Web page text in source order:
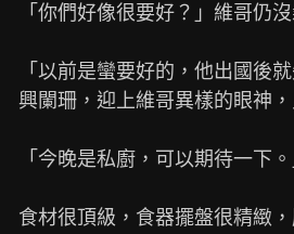
「你們好像很要好？」維哥仍
「以前是蠻要好的，他出國後
興闌珊，迎上維哥異樣的眼神
「今晚是私廚，可以期待一下
食材很頂級，食器擺盤很精緻